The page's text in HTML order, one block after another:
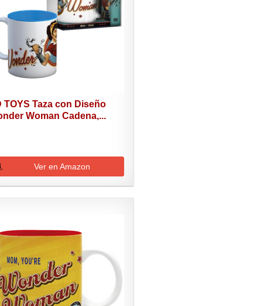
TOYS Taza con Diseño
Woman Cadena,...
Ver en Amazon